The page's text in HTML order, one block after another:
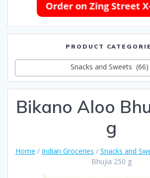
PRODUCT
Snacks and Sweets (66)
Bikano Aloo
g
Home / Indian Groceries / Snacks and
Bhujia 250 g